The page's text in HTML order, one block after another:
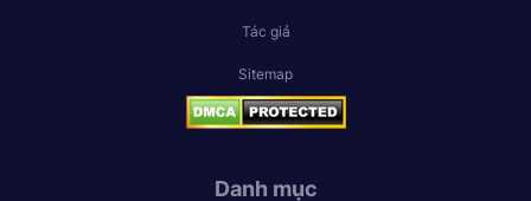
Tác giả
Sitemap
Danh mục